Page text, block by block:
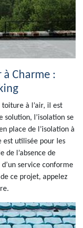
Charme :
toiture à l’air, il est
solution, l’isolation se
place de l’isolation à
est utilisée pour les
de l’absence de
service conforme
ce projet, appelez